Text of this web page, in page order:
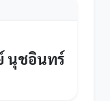
นุชอินทร์